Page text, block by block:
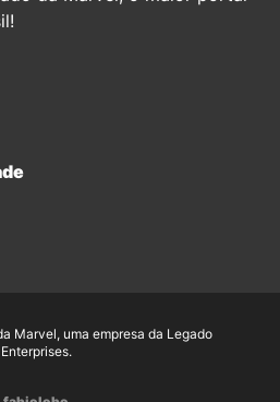
Marvel, uma empresa da Legado
Enterprises.